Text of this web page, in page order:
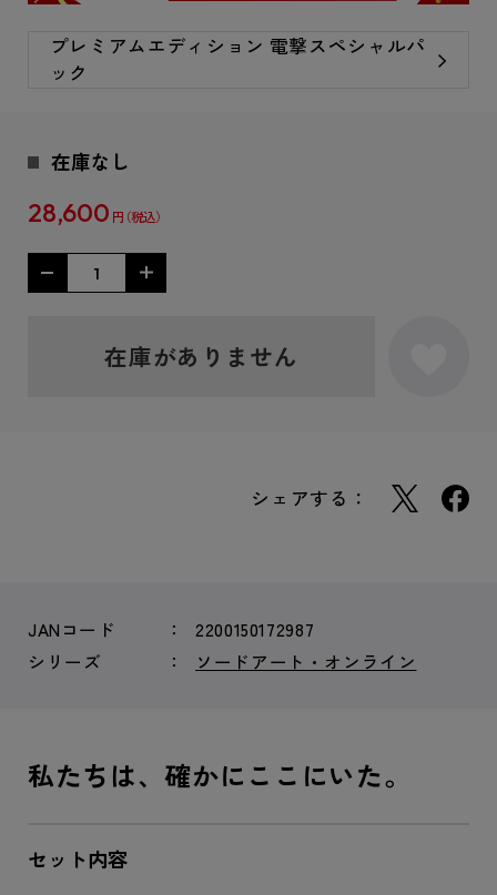
プレミアムエディション 電撃スペシャルパ
ック
在庫なし
28,600 円
在庫がありません
シェアする：
JANコード
2200150172987
シリーズ
ソードアート・オンライン
私たちは、確かにここにいた。
セット内容